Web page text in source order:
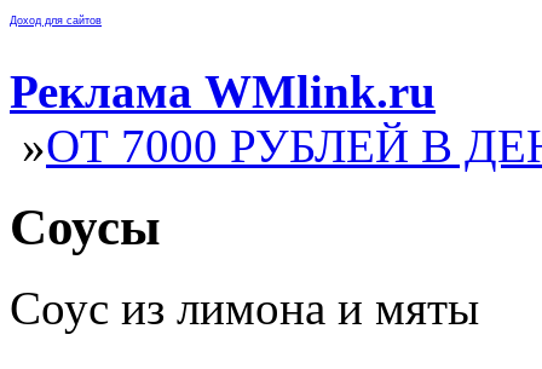
Доход для сайтов
Реклама WMlink.ru
»ОТ 7000 РУБЛЕЙ В
Соусы
Соус из лимона и мяты